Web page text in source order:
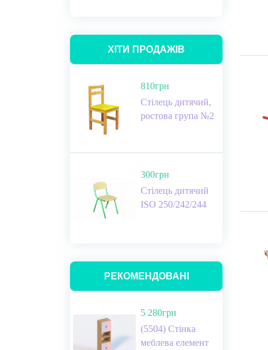
ХІТИ ПРОДАЖІВ
810грн
Стілець дитячий,
ростова група №2
300грн
Стілець дитячий
ISO 250/242/244
РЕКОМЕНДОВАНІ
5 280грн
(5504) Стінка
меблева елемент